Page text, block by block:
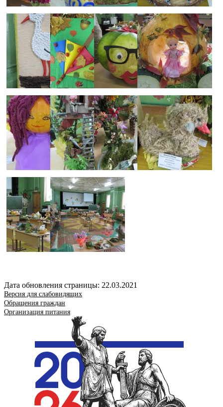
Дата обновления страницы: 22.03.2021
Версия для слабовидящих
Обращения граждан
Организация питания